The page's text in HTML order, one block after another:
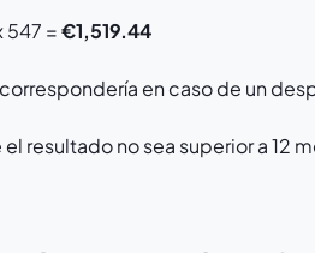
=€1,519.44
en caso de un
resultado no sea superior a 12